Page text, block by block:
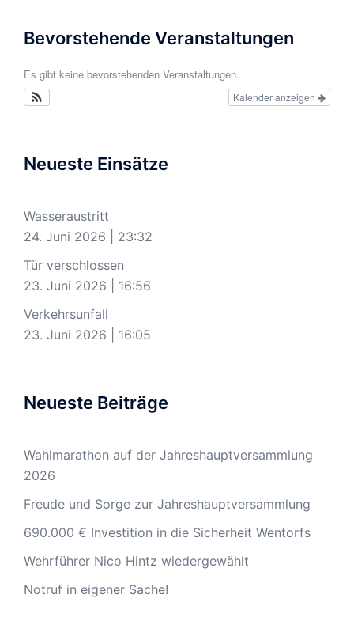
Bevorstehende Veranstaltungen
Es gibt keine bevorstehenden Veranstaltungen.
Kalender anzeigen
Neueste Einsätze
Wasseraustritt
24. Juni 2026
23:32
Tür verschlossen
23. Juni 2026
16:56
Verkehrsunfall
23. Juni 2026
16:05
Neueste Beiträge
Wahlmarathon auf der Jahreshauptversammlung
2026
Freude und Sorge zur Jahreshauptversammlung
690.000 € Investition in die Sicherheit Wentorfs
Wehrführer Nico Hintz wiedergewählt
Notruf in eigener Sache!